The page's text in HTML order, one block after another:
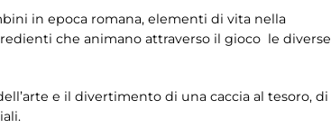
in epoca romana, elementi di vita nella
che animano attraverso il gioco le diverse
e il divertimento di una caccia al tesoro, di